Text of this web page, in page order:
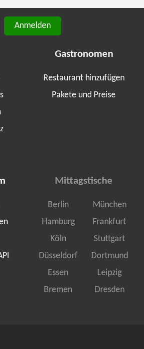
Anmelden
Gastronomen
Restaurant hinzufügen
Pakete und Preise
Mittagstische
Berlin
München
Hamburg
Frankfurt
Köln
Stuttgart
Düsseldorf
Dortmund
Essen
Leipzig
Bremen
Dresden